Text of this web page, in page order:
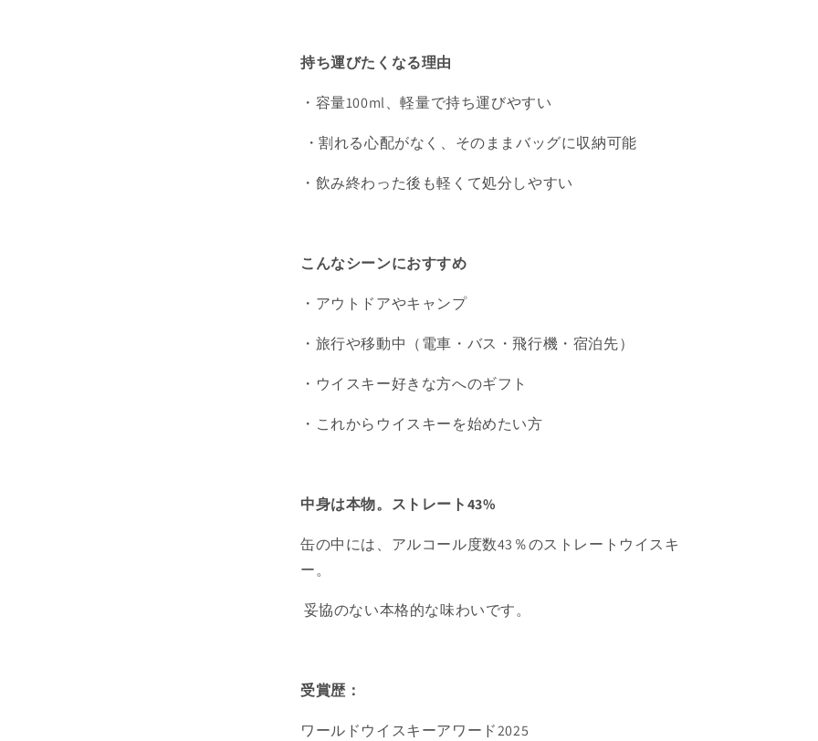
持ち運びたくなる理由
・容量100ml、軽量で持ち運びやすい
・割れる心配がなく、そのままバッグに収納可能
・飲み終わった後も軽くて処分しやすい
こんなシーンにおすすめ
・アウトドアやキャンプ
・旅行や移動中（電車・バス・飛行機・宿泊先）
・ウイスキー好きな方へのギフト
・これからウイスキーを始めたい方
中身は本物。ストレート43%
缶の中には、アルコール度数43％のストレートウイスキ
ー。
妥協のない本格的な味わいです。
受賞歴：
ワールドウイスキーアワード2025